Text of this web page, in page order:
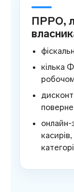
ПРРО,
кілька
онлайн-